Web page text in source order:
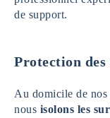
de support.
Protection des
Au domicile de nos
nous isolons les